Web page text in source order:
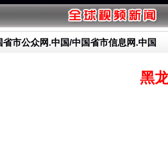
省市公众网.中国/中国省市信息网.中国
黑